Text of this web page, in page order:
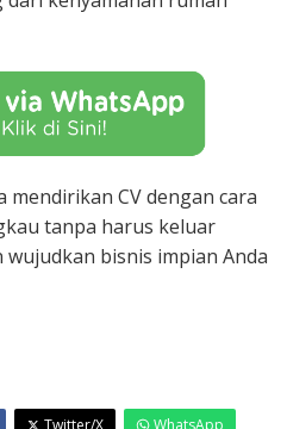
mendirikan CV dengan cara
tanpa harus keluar
bisnis impian Anda